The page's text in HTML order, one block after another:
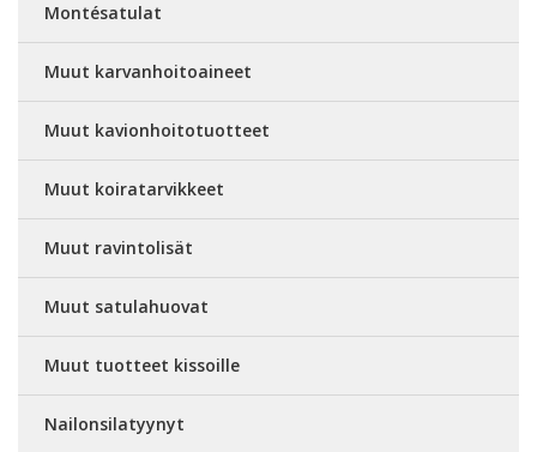
Montésatulat
Muut karvanhoitoaineet
Muut kavionhoitotuotteet
Muut koiratarvikkeet
Muut ravintolisät
Muut satulahuovat
Muut tuotteet kissoille
Nailonsilatyynyt